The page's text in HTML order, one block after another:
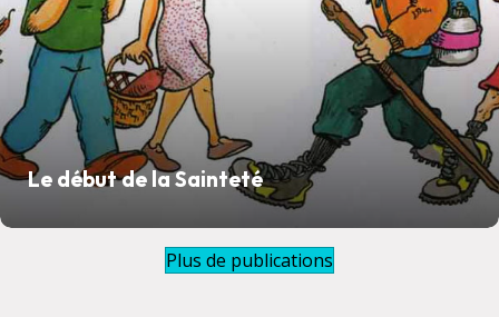
Le début de la Sainteté
Plus de publications